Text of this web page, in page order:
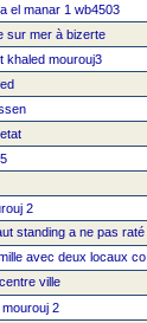
el manar 1 wb4503
sur mer à bizerte
khaled mourouj3
2
standing a ne pas raté
avec deux locaux co
ville
2